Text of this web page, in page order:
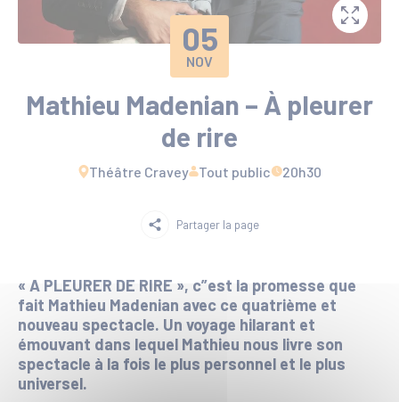
05
NOV
Mathieu Madenian – À pleurer
de rire
Théâtre Cravey Tout public 20h30
Partager la page
« A PLEURER DE RIRE », c”est la promesse que
fait Mathieu Madenian avec ce quatrième et
nouveau spectacle. Un voyage hilarant et
émouvant dans lequel Mathieu nous livre son
spectacle à la fois le plus personnel et le plus
universel.